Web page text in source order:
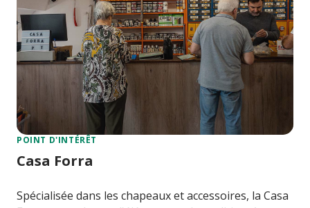
POINT D'INTÉRÊT
Casa Forra
Spécialisée dans les chapeaux et accessoires, la Casa